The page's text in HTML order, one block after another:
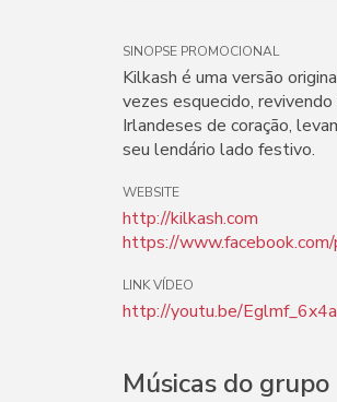
SINOPSE PROMOCIONAL
Kilkash é uma versão
vezes esquecido,
Irlandeses de coração,
seu lendário lado festivo.
WEBSITE
http://kilkash.com
https://
LINK VÍDEO
http://youtu.be/
Músicas do grupo